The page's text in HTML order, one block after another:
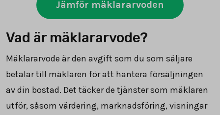
Jämför mäklararvoden
Vad är mäklararvode?
Mäklararvode är den avgift som du som säljare
betalar till mäklaren för att hantera försäljningen
av din bostad. Det täcker de tjänster som mäklaren
utför, såsom värdering, marknadsföring, visningar